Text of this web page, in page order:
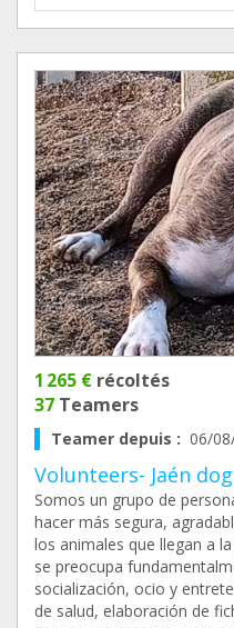
1 265 € récoltés
37 Teamers
Teamer depuis : 06/
Volunteers- Jaén
Somos un grupo de
hacer más segura,
los animales que llegan a
se preocupa
socialización, ocio y
de salud, elaboración de